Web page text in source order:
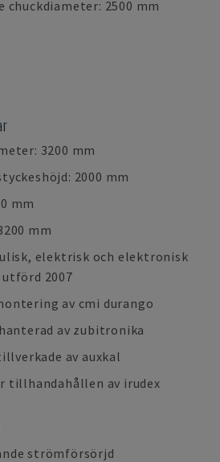
chuckdiameter: 2500 mm
3200 mm
2000 mm
mm
mm
elektrisk och elektronisk
2007
av cmi durango
av zubitronika
av auxkal
tillhandahållen av irudex
strömförsörjd